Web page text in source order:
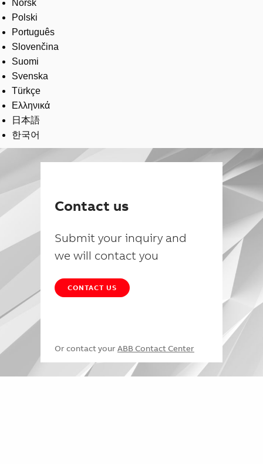
Norsk
Polski
Português
Slovenčina
Suomi
Svenska
Türkçe
Ελληνικά
日本語
한국어
Contact us
Submit your inquiry and
we will contact you
CONTACT US
Or contact your ABB Contact Center